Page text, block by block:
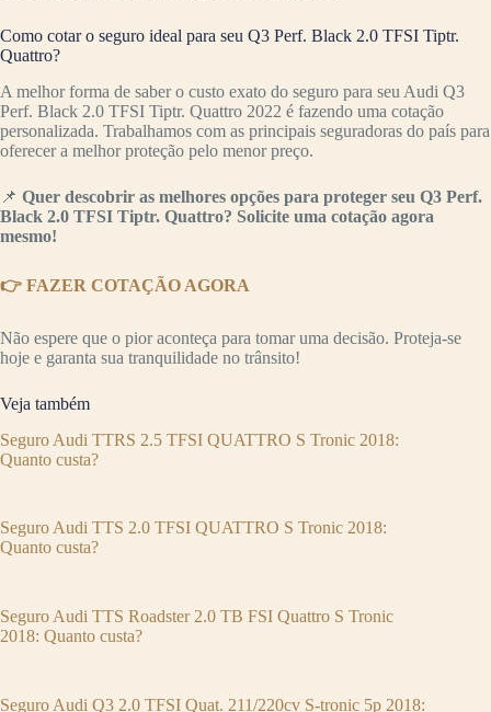
Como cotar o seguro ideal para seu Q3 Perf. Black 2.0 TFSI Tiptr.
Quattro?
A melhor forma de saber o custo exato do seguro para seu Audi Q3
Perf. Black 2.0 TFSI Tiptr. Quattro 2022 é fazendo uma cotação
personalizada. Trabalhamos com as principais seguradoras do país para
oferecer a melhor proteção pelo menor preço.
📌 Quer descobrir as melhores opções para proteger seu Q3 Perf.
Black 2.0 TFSI Tiptr. Quattro? Solicite uma cotação agora
mesmo!
👉 FAZER COTAÇÃO AGORA
Não espere que o pior aconteça para tomar uma decisão. Proteja-se
hoje e garanta sua tranquilidade no trânsito!
Veja também
Seguro Audi TTRS 2.5 TFSI QUATTRO S Tronic 2018:
Quanto custa?
Seguro Audi TTS 2.0 TFSI QUATTRO S Tronic 2018:
Quanto custa?
Seguro Audi TTS Roadster 2.0 TB FSI Quattro S Tronic
2018: Quanto custa?
Seguro Audi Q3 2.0 TFSI Quat. 211/220cv S-tronic 5p 2018: